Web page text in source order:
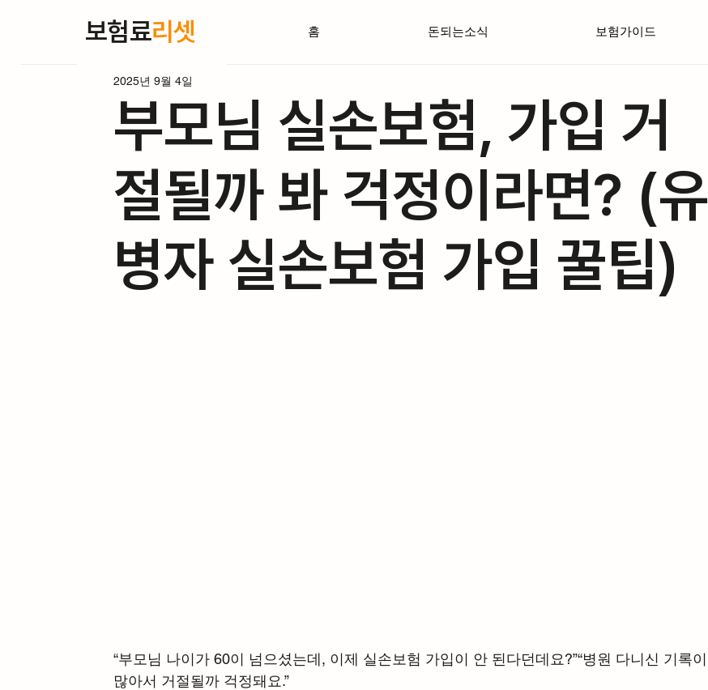
보험료리셋 홈 돈되는소식 보험가이드
부모님 실손보험, 가입 거
절될까 봐 걱정이라면? (유
병자 실손보험 가입 꿀팁)
2025년 9월 4일
“부모님 나이가 60이 넘으셨는데, 이제 실손보험 가입이 안 된다던데요?”“병원 다니신 기록이
많아서 거절될까 걱정돼요.”